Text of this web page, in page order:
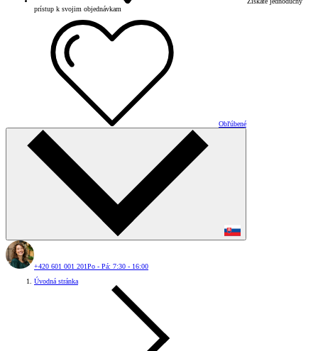
prístup k svojim objednávkam
Obľúbené
+420 601 001 201Po - Pá: 7:30 - 16:00
Úvodná stránka